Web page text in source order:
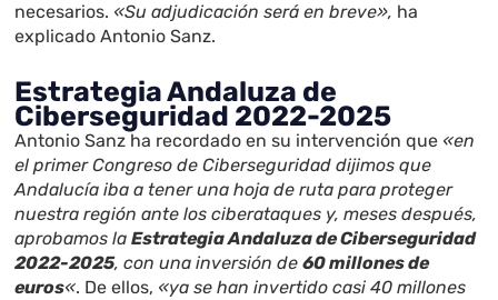
necesarios. «Su adjudicación será en breve», ha
explicado Antonio Sanz.
Estrategia Andaluza de
Ciberseguridad 2022-2025
Antonio Sanz ha recordado en su intervención que «en
el primer Congreso de Ciberseguridad dijimos que
Andalucía iba a tener una hoja de ruta para proteger
nuestra región ante los ciberataques y, meses después,
aprobamos laEstrategia Andaluza de Ciberseguridad
2022-2025, con una inversión de60 millones de
euros«. De ellos, «ya se han invertido casi 40 millones